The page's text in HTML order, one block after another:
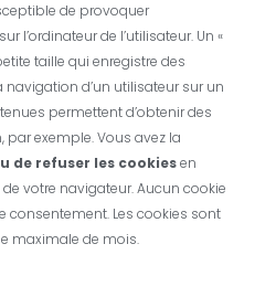
de provoquer
l’ordinateur de l’utilisateur. Un «
taille qui enregistre des
d’un utilisateur sur un
permettent d’obtenir des
exemple. Vous avez la
de refuser les cookiesen
votre navigateur. Aucun cookie
consentement. Les cookies sont
maximale de mois.